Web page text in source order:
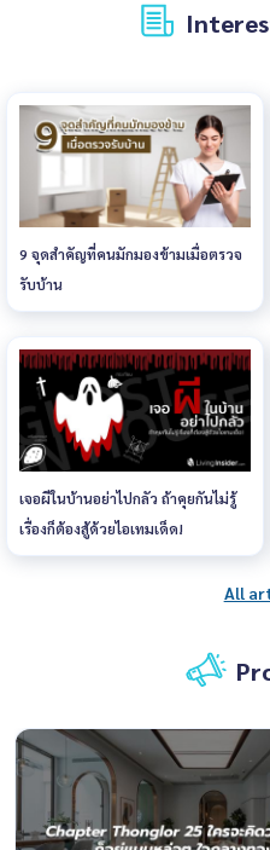
9 จุดสำคัญที่คนมักมองข้ามเมื่อตรวจ
รับบ้าน
เจอผีในบ้านอย่าไปกลัว ถ้าคุยกันไม่รู้
เรื่องก็ต้องสู้ด้วยไอเทมเด็ด!
All